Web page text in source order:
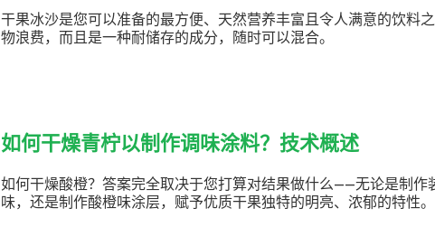
干果冰沙是您可以准备的最方便、天然营养丰富且令人满意的饮料
物浪费，而且是一种耐储存的成分，随时可以混合。
如何干燥青柠以制作调味涂料？技术概述
如何干燥酸橙？答案完全取决于您打算对结果做什么——无论是制作
味，还是制作酸橙味涂层，赋予优质干果独特的明亮、浓郁的特性。